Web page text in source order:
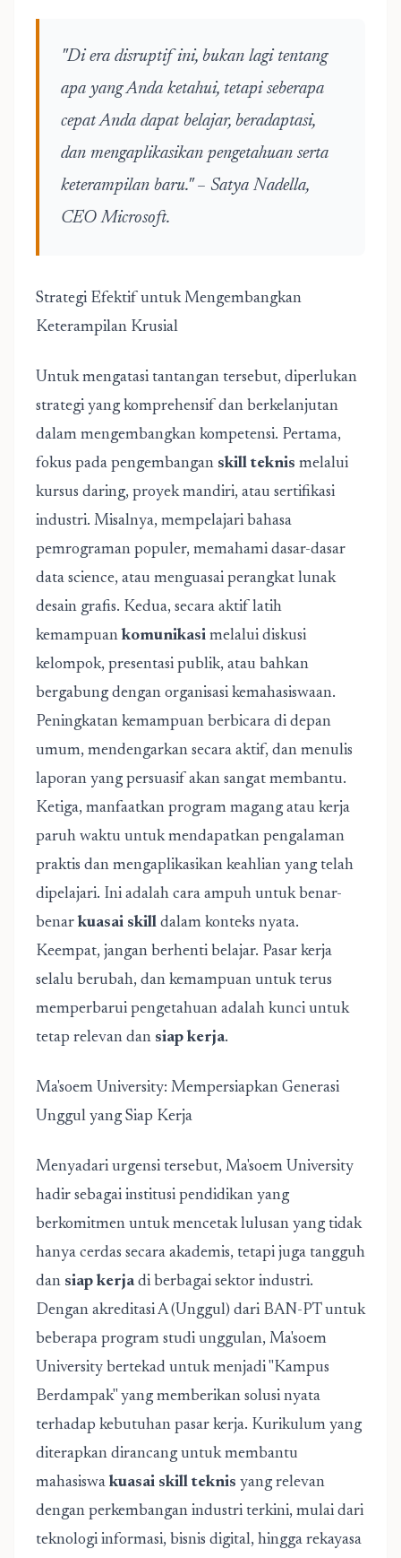
"Di era disruptif ini, bukan lagi tentang
apa yang Anda ketahui, tetapi seberapa
cepat Anda dapat belajar, beradaptasi,
dan mengaplikasikan pengetahuan serta
keterampilan baru." – Satya Nadella,
CEO Microsoft.
Strategi Efektif untuk Mengembangkan
Keterampilan Krusial
Untuk mengatasi tantangan tersebut, diperlukan
strategi yang komprehensif dan berkelanjutan
dalam mengembangkan kompetensi. Pertama,
fokus pada pengembangan skill teknis melalui
kursus daring, proyek mandiri, atau sertifikasi
industri. Misalnya, mempelajari bahasa
pemrograman populer, memahami dasar-dasar
data science, atau menguasai perangkat lunak
desain grafis. Kedua, secara aktif latih
kemampuan komunikasi melalui diskusi
kelompok, presentasi publik, atau bahkan
bergabung dengan organisasi kemahasiswaan.
Peningkatan kemampuan berbicara di depan
umum, mendengarkan secara aktif, dan menulis
laporan yang persuasif akan sangat membantu.
Ketiga, manfaatkan program magang atau kerja
paruh waktu untuk mendapatkan pengalaman
praktis dan mengaplikasikan keahlian yang telah
dipelajari. Ini adalah cara ampuh untuk benar-
benar kuasai skill dalam konteks nyata.
Keempat, jangan berhenti belajar. Pasar kerja
selalu berubah, dan kemampuan untuk terus
memperbarui pengetahuan adalah kunci untuk
tetap relevan dan siap kerja.
Ma'soem University: Mempersiapkan Generasi
Unggul yang Siap Kerja
Menyadari urgensi tersebut, Ma'soem University
hadir sebagai institusi pendidikan yang
berkomitmen untuk mencetak lulusan yang tidak
hanya cerdas secara akademis, tetapi juga tangguh
dan siap kerjadi berbagai sektor industri.
Dengan akreditasi A (Unggul) dari BAN-PT untuk
beberapa program studi unggulan, Ma'soem
University bertekad untuk menjadi "Kampus
Berdampak" yang memberikan solusi nyata
terhadap kebutuhan pasar kerja. Kurikulum yang
diterapkan dirancang untuk membantu
mahasiswa kuasai skill teknis yang relevan
dengan perkembangan industri terkini, mulai dari
teknologi informasi, bisnis digital, hingga rekayasa